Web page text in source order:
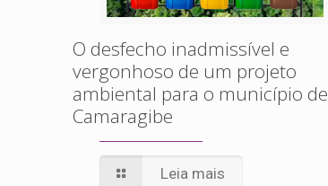
O desfecho inadmissível e
vergonhoso de um projeto
ambiental para o município de
Camaragibe
Leia mais